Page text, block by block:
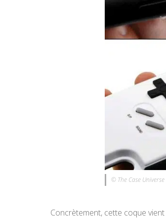
© The Case Universe
Concrètement, cette coque